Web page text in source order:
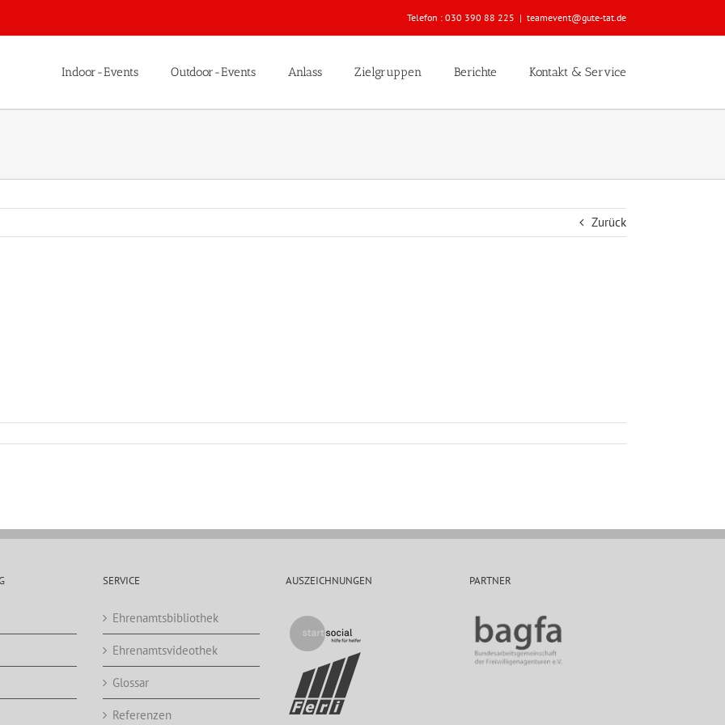
Telefon : 030 390 88 225 | teamevent@gute-tat.de
Indoor-Events Outdoor-Events Anlass Zielgruppen Berichte Kontakt & Service
Zurück
SERVICE
Ehrenamtsbibliothek
Ehrenamtsvideothek
Glossar
Referenzen
AUSZEICHNUNGEN PARTNER